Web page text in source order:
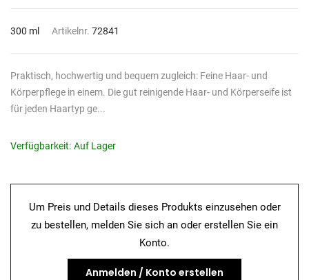
300 ml Artikelnr. 72841
Praktisch, hochwertig und bequem zugleich: Feine Haar- und
Körperpflege in einem. Die gut reinigende Haar- und Körperseife ist
für jeden Haartyp ge...
Verfügbarkeit: Auf Lager
Um Preis und Details dieses Produkts einzusehen oder
zu bestellen, melden Sie sich an oder erstellen Sie ein
Konto.
Anmelden / Konto erstellen